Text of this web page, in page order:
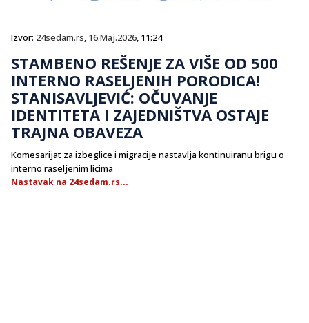
Izvor: 24sedam.rs, 16.Maj.2026, 11:24
STAMBENO REŠENJE ZA VIŠE OD 500
INTERNO RASELJENIH PORODICA!
STANISAVLJEVIĆ: OČUVANJE
IDENTITETA I ZAJEDNIŠTVA OSTAJE
TRAJNA OBAVEZA
Komesarijat za izbeglice i migracije nastavlja kontinuiranu brigu o
interno raseljenim licima
Nastavak na 24sedam.rs...